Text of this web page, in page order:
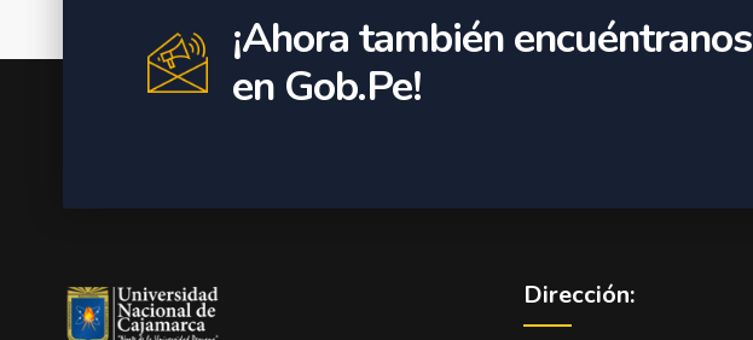
¡Ahora también encuéntranos
en Gob.Pe!
Dirección: